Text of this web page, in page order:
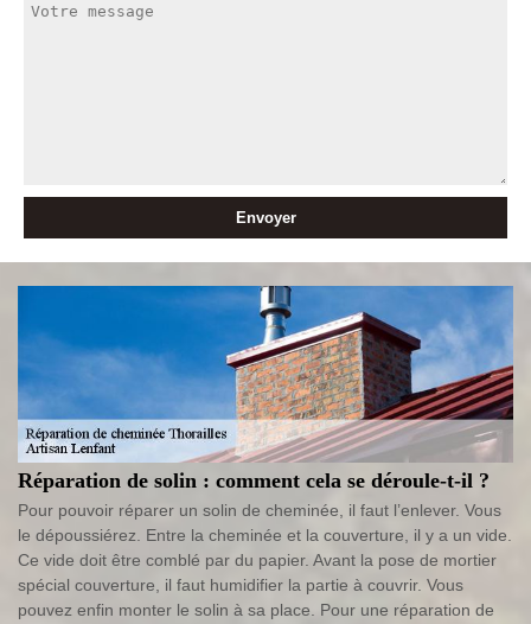
Réparation de solin : comment cela se déroule-t-il ?
Pour pouvoir réparer un solin de cheminée, il faut l’enlever. Vous
le dépoussiérez. Entre la cheminée et la couverture, il y a un vide.
Ce vide doit être comblé par du papier. Avant la pose de mortier
spécial couverture, il faut humidifier la partie à couvrir. Vous
pouvez enfin monter le solin à sa place. Pour une réparation de